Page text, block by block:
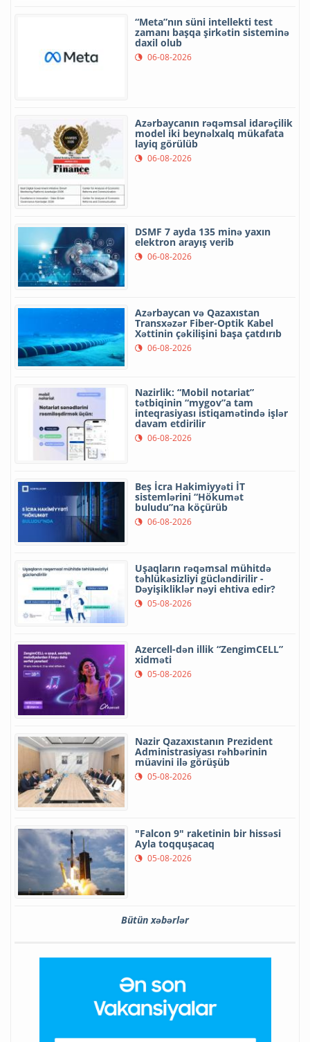
“Meta”nın süni intellekti test
zamanı başqa şirkətin sisteminə
daxil olub
06-08-2026
Azərbaycanın rəqəmsal idarəçilik
model iki beynəlxalq mükafata
layiq görülüb
06-08-2026
DSMF 7 ayda 135 minə yaxın
elektron arayış verib
06-08-2026
Azərbaycan və Qazaxıstan
Transxəzər Fiber-Optik Kabel
Xəttinin çəkilişini başa çatdırıb
06-08-2026
Nazirlik: “Mobil notariat”
tətbiqinin “mygov”a tam
inteqrasiyası istiqamətində işlər
davam etdirilir
06-08-2026
Beş İcra Hakimiyyəti İT
sistemlərini “Hökumət
buludu”na köçürüb
06-08-2026
Uşaqların rəqəmsal mühitdə
təhlükəsizliyi gücləndirilir -
Dəyişikliklər nəyi ehtiva edir?
05-08-2026
Azercell-dən illik “ZengimCELL”
xidməti
05-08-2026
Nazir Qazaxıstanın Prezident
Administrasiyası rəhbərinin
müavini ilə görüşüb
05-08-2026
"Falcon 9" raketinin bir hissəsi
Ayla toqquşacaq
05-08-2026
Bütün xəbərlər